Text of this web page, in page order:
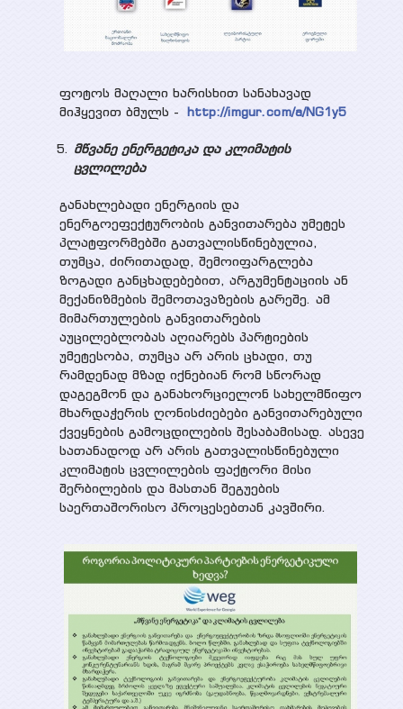
ფოტოს მაღალი ხარისხით სანახავად
მიჰყევით ბმულს - http://imgur.com/a/NG1y5
მწვანე ენერგეტიკა და კლიმატის
ცვლილება
განახლებადი ენერგიის და
ენერგოეფექტურობის განვითარება უმეტეს
პლატფორმებში გათვალისწინებულია,
თუმცა, ძირითადად, შემოიფარგლება
ზოგადი განცხადებებით, არგუმენტაციის ან
მექანიზმების შემოთავაზების გარეშე. ამ
მიმართულების განვითარების
აუცილებლობას აღიარებს პარტიების
უმეტესობა, თუმცა არ არის ცხადი, თუ
რამდენად მზად იქნებიან რომ სწორად
დაგეგმონ და განახორციელონ სახელმწიფო
მხარდაჭერის ღონისძიებები განვითარებული
ქვეყნების გამოცდილების შესაბამისად. ასევე
სათანადოდ არ არის გათვალისწინებული
კლიმატის ცვლილების ფაქტორი მისი
შერბილების და მასთან შეგუების
საერთაშორისო პროცესებთან კავშირი.